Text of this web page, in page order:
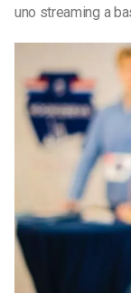
uno streaming a